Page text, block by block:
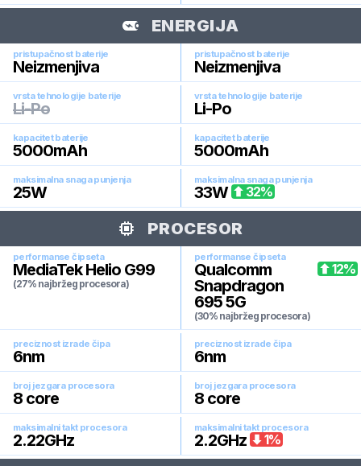
ENERGIJA
pristupačnost baterije
Neizmenjiva
pristupačnost baterije
Neizmenjiva
vrsta tehnologije baterije
Li-Po
vrsta tehnologije baterije
Li-Po
kapacitet baterije
5000mAh
kapacitet baterije
5000mAh
maksimalna snaga punjenja
25W
maksimalna snaga punjenja
33W 32%
PROCESOR
performanse čipseta
MediaTek Helio G99
(27% najbržeg procesora)
performanse čipseta
Qualcomm
Snapdragon
695 5G
(30% najbržeg procesora)
12%
preciznost izrade čipa
6nm
preciznost izrade čipa
6nm
broj jezgara procesora
8 core
broj jezgara procesora
8 core
maksimalni takt procesora
2.22GHz
maksimalni takt procesora
2.2GHz 1%